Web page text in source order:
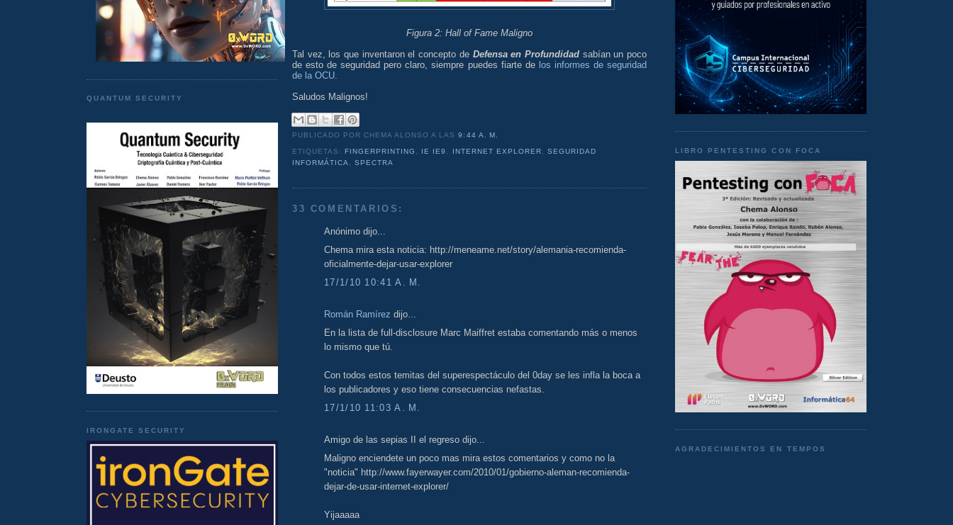
QUANTUM SECURITY
IRONGATE SECURITY
Figura 2: Hall of Fame Maligno
Tal vez, los que inventaron el concepto de Defensa en Profundidadsabían un poco
de esto de seguridad pero claro, siempre puedes fiarte de los informes de seguridad
de la OCU
Saludos Malignos!
PUBLICADO POR CHEMA ALONSOA LAS9:44 A. M.
ETIQUETAS: FINGERPRINTING , IE IE9 , INTERNET EXPLORER, SEGURIDAD
INFORMÁTICA,SPECTRA
33 COMENTARIOS:
Anónimo dijo...
Chema mira esta noticia: http://meneame.net/story/alemania-recomienda-
oficialmente-dejar-usar-explorer
17/1/10 10:41 A. M.
Román Ramírez dijo...
En la lista de full-disclosure Marc Maiffret estaba comentando más o menos
lo mismo que tú.
Con todos estos temitas del superespectáculo del 0day se les infla la boca a
los publicadores y eso tiene consecuencias nefastas.
17/1/10 11:03 A. M.
Amigo de las sepias II el regreso dijo...
Maligno enciendete un poco mas mira estos comentarios y como no la
"noticia" http://www.fayerwayer.com/2010/01/gobierno-aleman-recomienda-
dejar-de-usar-internet-explorer/
Yijaaaaa
LIBRO PENTESTING CON FOCA
AGRADECIMIENTOS EN TEMPOS